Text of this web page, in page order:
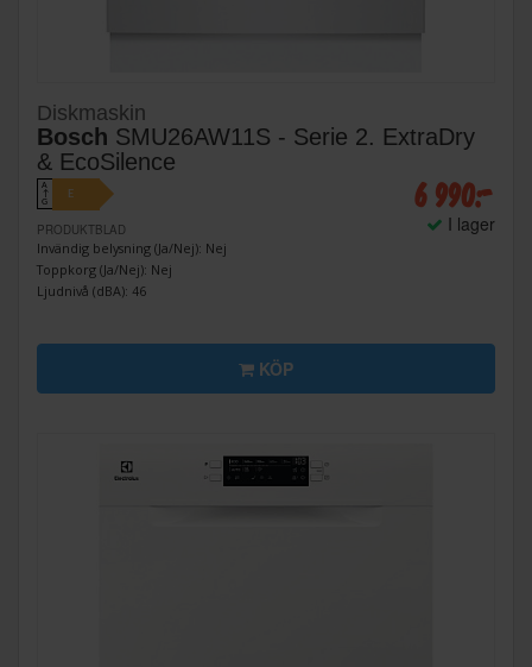
Diskmaskin
Bosch SMU26AW11S - Serie 2. ExtraDry
& EcoSilence
A
↑
G
E
PRODUKTBLAD
Invändig belysning (Ja/Nej): Nej
Toppkorg (Ja/Nej): Nej
Ljudnivå (dBA): 46
6 990:-
I lager
KÖP